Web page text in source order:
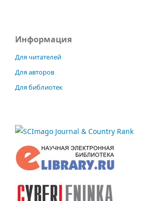
Информация
Для читателей
Для авторов
Для библиотек